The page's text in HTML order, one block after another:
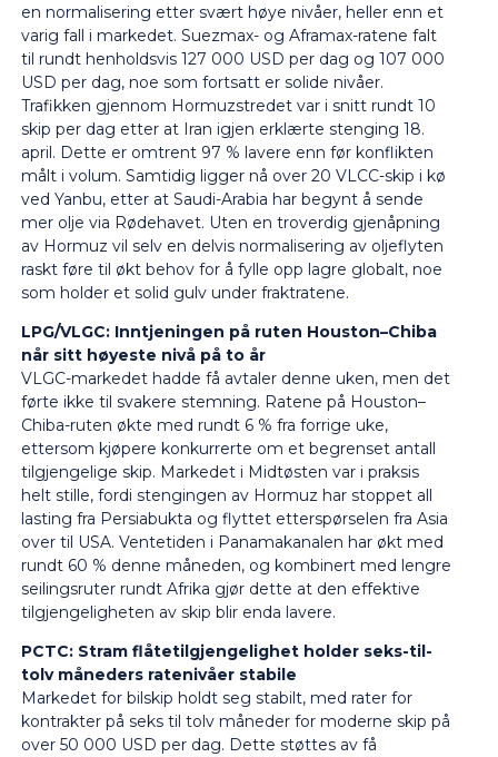
en normalisering etter svært høye nivåer, heller enn et
varig fall i markedet. Suezmax- og Aframax-ratene falt
til rundt henholdsvis 127 000 USD per dag og 107 000
USD per dag, noe som fortsatt er solide nivåer.
Trafikken gjennom Hormuzstredet var i snitt rundt 10
skip per dag etter at Iran igjen erklærte stenging 18.
april. Dette er omtrent 97 % lavere enn før konflikten
målt i volum. Samtidig ligger nå over 20 VLCC-skip i kø
ved Yanbu, etter at Saudi-Arabia har begynt å sende
mer olje via Rødehavet. Uten en troverdig gjenåpning
av Hormuz vil selv en delvis normalisering av oljeflyten
raskt føre til økt behov for å fylle opp lagre globalt, noe
som holder et solid gulv under fraktratene.
LPG/VLGC: Inntjeningen på ruten Houston–Chiba
når sitt høyeste nivå på to år
VLGC-markedet hadde få avtaler denne uken, men det
førte ikke til svakere stemning. Ratene på Houston–
Chiba-ruten økte med rundt 6 % fra forrige uke,
ettersom kjøpere konkurrerte om et begrenset antall
tilgjengelige skip. Markedet i Midtøsten var i praksis
helt stille, fordi stengingen av Hormuz har stoppet all
lasting fra Persiabukta og flyttet etterspørselen fra Asia
over til USA. Ventetiden i Panamakanalen har økt med
rundt 60 % denne måneden, og kombinert med lengre
seilingsruter rundt Afrika gjør dette at den effektive
tilgjengeligheten av skip blir enda lavere.
PCTC: Stram flåtetilgjengelighet holder seks-til-
tolv måneders ratenivåer stabile
Markedet for bilskip holdt seg stabilt, med rater for
kontrakter på seks til tolv måneder for moderne skip på
over 50 000 USD per dag. Dette støttes av få